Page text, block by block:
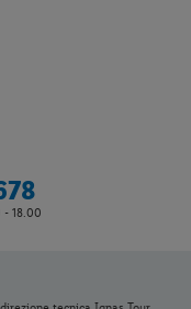
- 18.00